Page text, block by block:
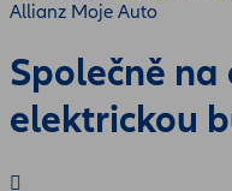
Allianz Moje Auto
Společně na
elektrickou